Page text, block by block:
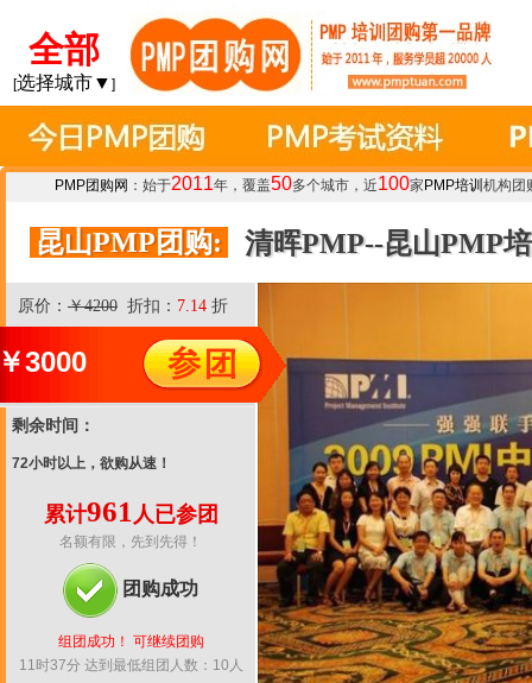
全部
[选择城市▼ ]
PMP团购网 ：始于2011年，覆盖50多个城市，近100家 PMP培训 机构团
昆山PMP团购: 清晖PMP--昆山PMP
原价： ￥4200 折扣： 7.14 折
3000
剩余时间：
72小时以上，欲购从速！
累计961 人已参团
名额有限，先到先得！
团购成功
组团成功！ 可继续团购
11时37分 达到最低组团人数：10人